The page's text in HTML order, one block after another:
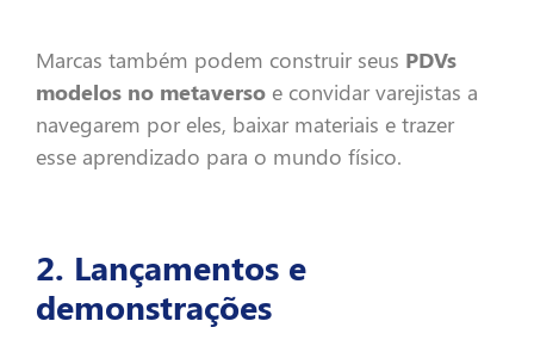
Marcas também podem construir seus PDVs
modelos no metaverso e convidar varejistas a
navegarem por eles, baixar materiais e trazer
esse aprendizado para o mundo físico.
2. Lançamentos e
demonstrações